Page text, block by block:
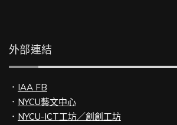
外部連結
． IAA FB
． NYCU藝文中心
． NYCU-ICT工坊／創創工坊